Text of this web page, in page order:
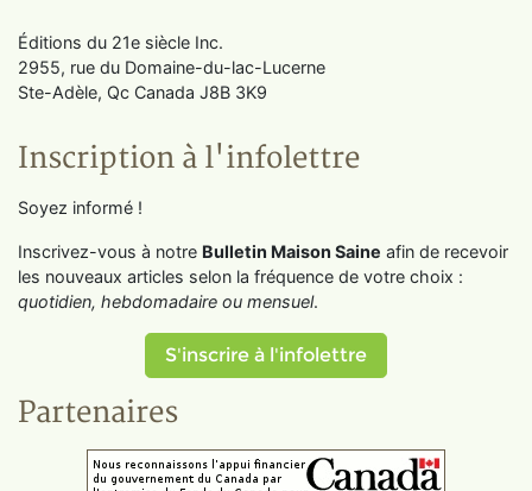
Éditions du 21e siècle Inc.
2955, rue du Domaine-du-lac-Lucerne
Ste-Adèle, Qc Canada J8B 3K9
Inscription à l'infolettre
Soyez informé !
Inscrivez-vous à notre Bulletin Maison Saine afin de recevoir
les nouveaux articles selon la fréquence de votre choix :
quotidien, hebdomadaire ou mensuel.
S'inscrire à l'infolettre
Partenaires